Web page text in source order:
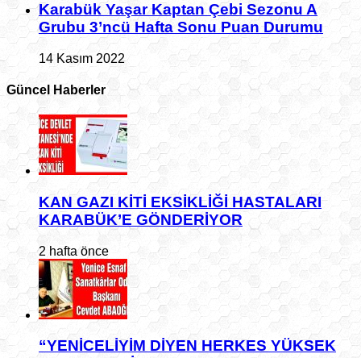
Karabük Yaşar Kaptan Çebi Sezonu A
Grubu 3’ncü Hafta Sonu Puan Durumu
14 Kasım 2022
Güncel Haberler
KAN GAZI KİTİ EKSİKLİĞİ HASTALARI
KARABÜK’E GÖNDERİYOR
2 hafta önce
“YENİCELİYİM DİYEN HERKES YÜKSEK